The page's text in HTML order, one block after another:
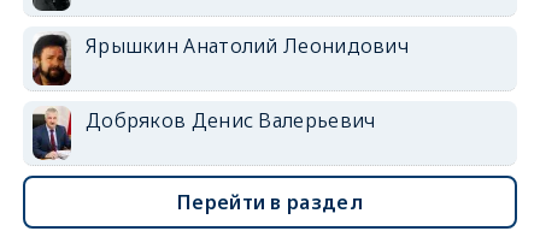
Ярышкин Анатолий Леонидович
Добряков Денис Валерьевич
Перейти в раздел